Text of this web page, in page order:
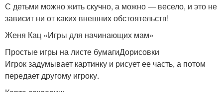
С детьми можно жить скучно, а можно — весело, и это не
зависит ни от каких внешних обстоятельств!
Женя Кац «Игры для начинающих мам»
Простые игры на листе бумагиДорисовки
Игрок задумывает картинку и рисует ее часть, а потом
передает другому игроку.